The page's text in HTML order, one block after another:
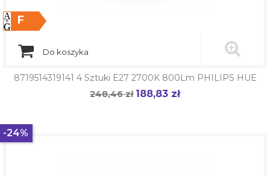
Do koszyka
8719514319141 4 Sztuki E27 2700K 800Lm PHILIPS HUE
Cena
248,46 zł Cena
188,83 zł
F
-24%